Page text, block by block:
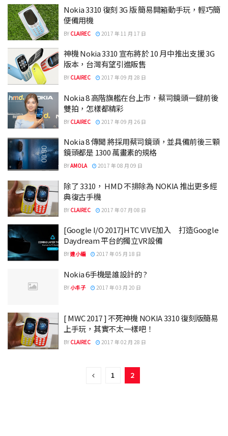
Nokia 3310 復刻 3G 版 簡易開箱動手玩，輕巧簡
便備用機
BY CLAIREC 2017 年 11 月 17 日
神機 Nokia 3310 宣布將於 10 月中推出支援 3G
版本，台灣有望引進販售
BY CLAIREC 2017 年 09 月 28 日
Nokia 8 高階旗艦在台上市，蔡司鏡頭一鍵前後
雙拍，怎樣都精彩
BY CLAIREC 2017 年 09 月 26 日
Nokia 8 傳聞 將採用蔡司鏡頭，並具備前後三顆
鏡頭都是 1300 萬畫素的規格
BYAMOLA 2017 年 08 月 09 日
除了 3310， HMD 不排除為 NOKIA 推出更多經
典復古手機
BY CLAIREC 2017 年 07 月 08 日
[Google I/O 2017]HTC VIVE加入 打造Google
Daydream 平台的獨立VR設備
BY達小編 2017 年 05 月 18 日
Nokia 6手機是誰設計的 ?
BY小丰子 2017 年 03 月 20 日
[ MWC 2017 ] 不死神機 NOKIA 3310 復刻版簡易
上手玩，其實不太一樣吧！
BY CLAIREC 2017 年 02 月 28 日
1 2